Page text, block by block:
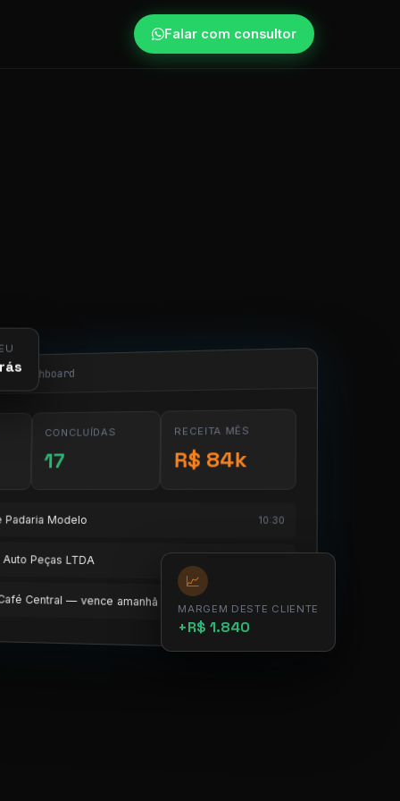
Falar com consultor
dashboard
CONCLUÍDAS
17
RECEITA MÊS
R$ 84k
Padaria Modelo 10:30
Auto Peças LTDA
Central — vence amanhã 12:00
📈
MARGEM DESTE CLIENTE
+R$ 1.840